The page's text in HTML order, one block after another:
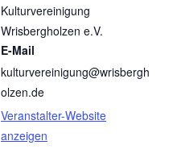
Kulturvereinigung
Wrisbergholzen e.V.
E-Mail
kulturvereinigung@wrisbergh
olzen.de
Veranstalter-Website
anzeigen